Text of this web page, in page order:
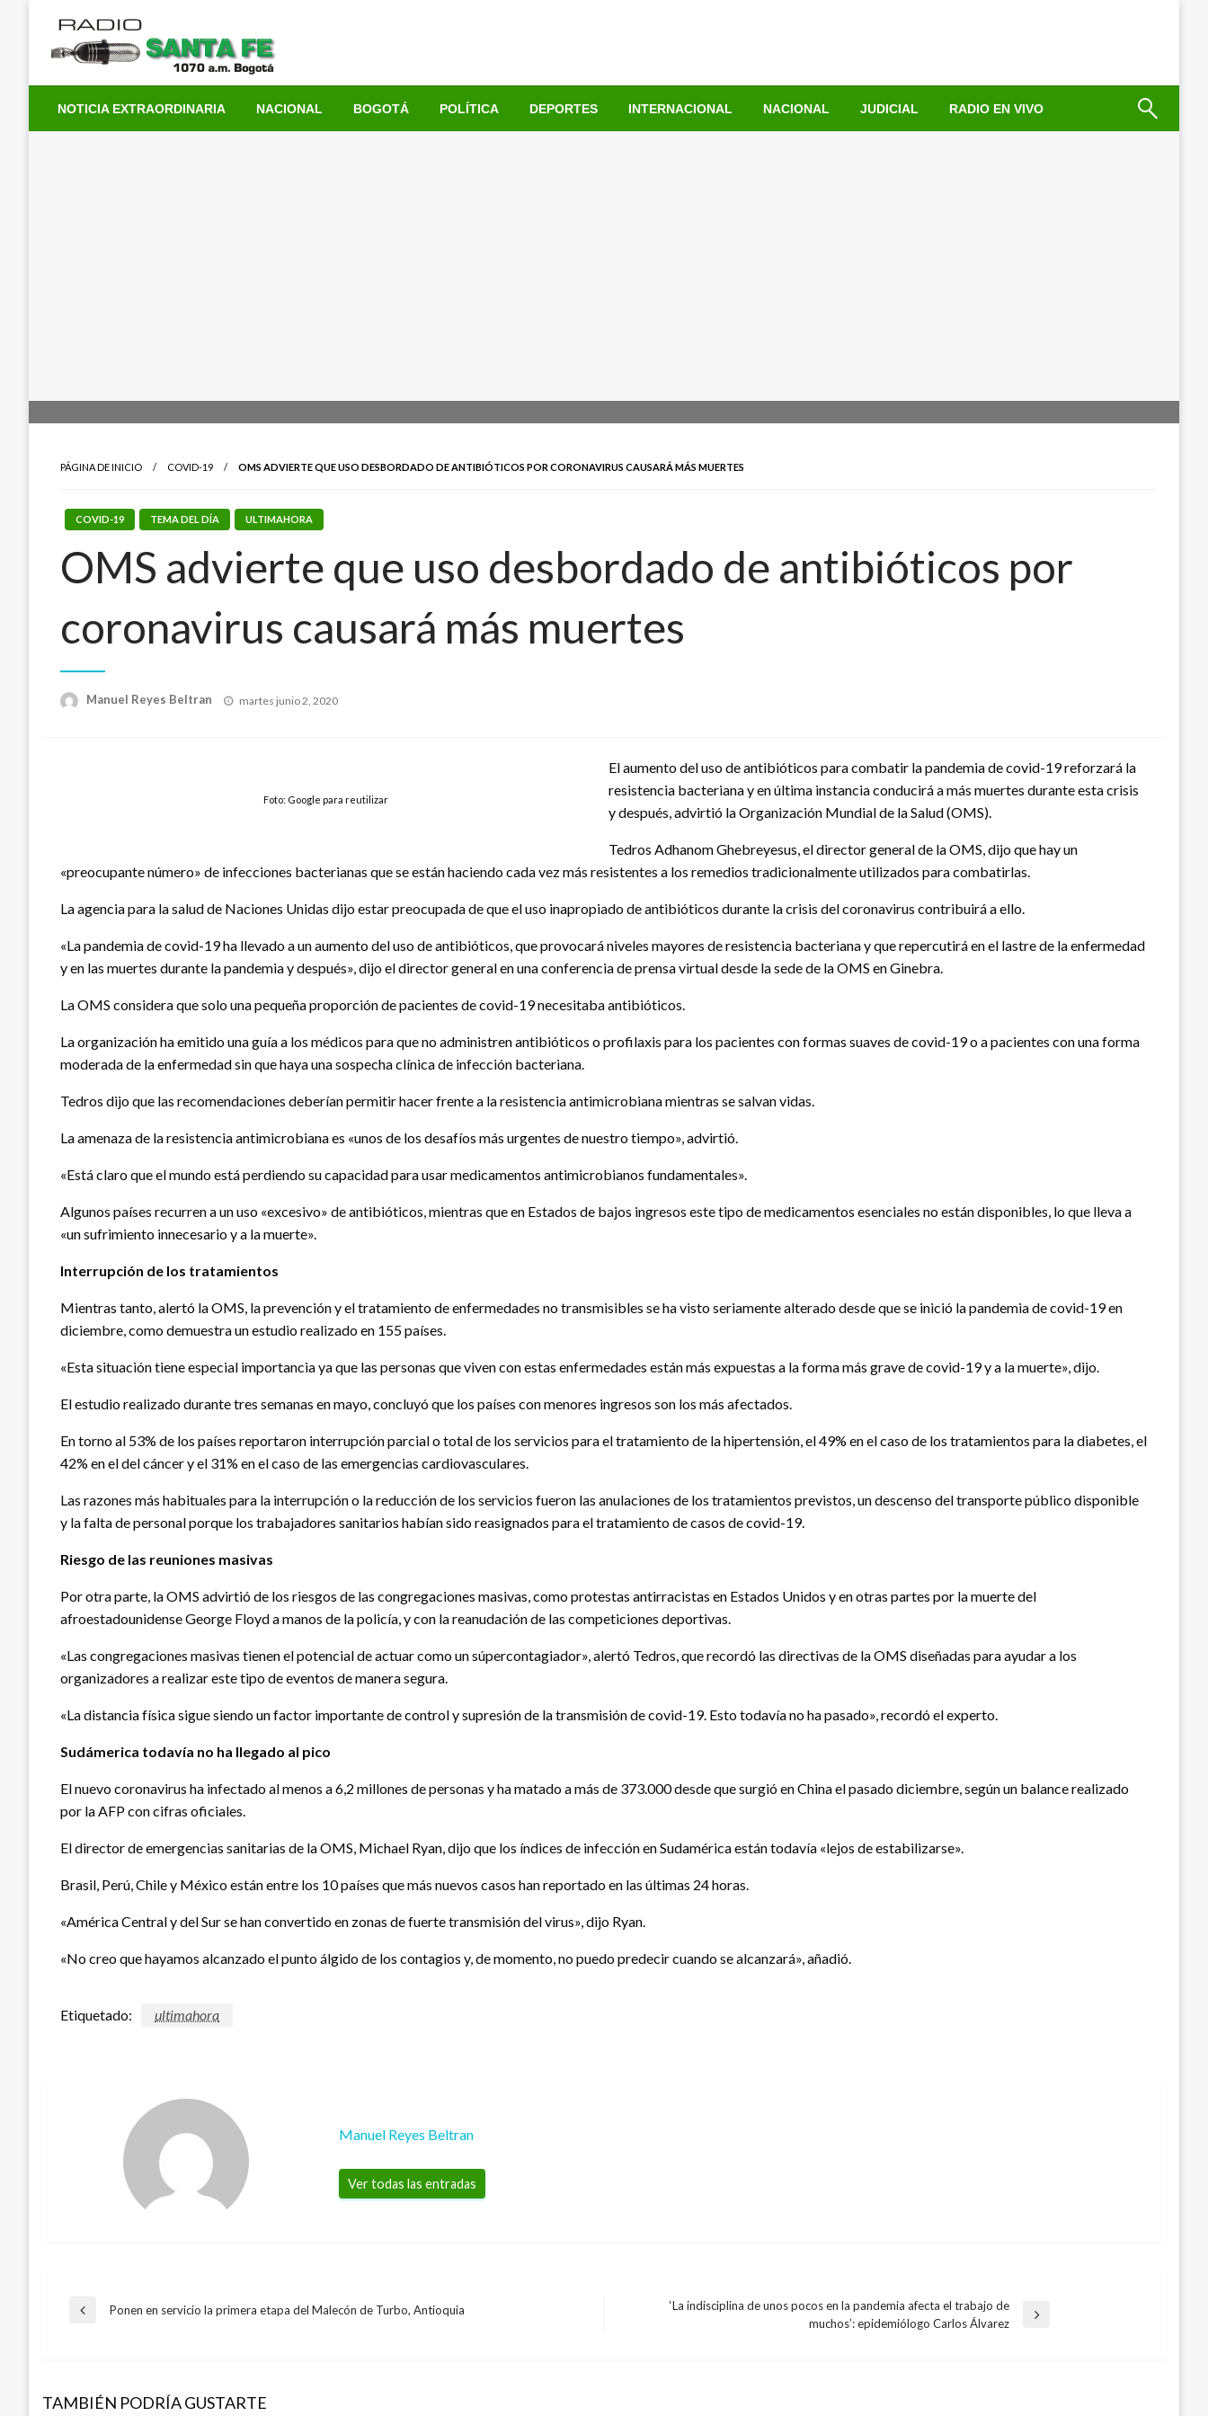
contenido
NOTICIA EXTRAORDINARIA NACIONAL BOGOTÁ POLÍTICA DEPORTES INTERNACIONAL NACIONAL JUDICIAL RADIO EN VIVO
PÁGINA DE INICIO COVID-19 OMS ADVIERTE QUE USO DESBORDADO DE ANTIBIÓTICOS POR CORONAVIRUS CAUSARÁ MÁS MUERTES
COVID-19 TEMA DEL DÍA ULTIMAHORA
OMS advierte que uso desbordado de antibióticos por
coronavirus causará más muertes
Manuel Reyes Beltran
Publicado
martes junio 2, 2020
Foto: Google para reutilizar
El aumento del uso de antibióticos para combatir la pandemia de covid-19 reforzará la
resistencia bacteriana y en última instancia conducirá a más muertes durante esta crisis
y después, advirtió la Organización Mundial de la Salud (OMS).
Tedros Adhanom Ghebreyesus, el director general de la OMS, dijo que hay un
«preocupante número» de infecciones bacterianas que se están haciendo cada vez más resistentes a los remedios tradicionalmente utilizados para combatirlas.
La agencia para la salud de Naciones Unidas dijo estar preocupada de que el uso inapropiado de antibióticos durante la crisis del coronavirus contribuirá a ello.
«La pandemia de covid-19 ha llevado a un aumento del uso de antibióticos, que provocará niveles mayores de resistencia bacteriana y que repercutirá en el lastre de la enfermedad
y en las muertes durante la pandemia y después», dijo el director general en una conferencia de prensa virtual desde la sede de la OMS en Ginebra.
La OMS considera que solo una pequeña proporción de pacientes de covid-19 necesitaba antibióticos.
La organización ha emitido una guía a los médicos para que no administren antibióticos o profilaxis para los pacientes con formas suaves de covid-19 o a pacientes con una forma
moderada de la enfermedad sin que haya una sospecha clínica de infección bacteriana.
Tedros dijo que las recomendaciones deberían permitir hacer frente a la resistencia antimicrobiana mientras se salvan vidas.
La amenaza de la resistencia antimicrobiana es «unos de los desafíos más urgentes de nuestro tiempo», advirtió.
«Está claro que el mundo está perdiendo su capacidad para usar medicamentos antimicrobianos fundamentales».
Algunos países recurren a un uso «excesivo» de antibióticos, mientras que en Estados de bajos ingresos este tipo de medicamentos esenciales no están disponibles, lo que lleva a
«un sufrimiento innecesario y a la muerte».
Interrupción de los tratamientos
Mientras tanto, alertó la OMS, la prevención y el tratamiento de enfermedades no transmisibles se ha visto seriamente alterado desde que se inició la pandemia de covid-19 en
diciembre, como demuestra un estudio realizado en 155 países.
«Esta situación tiene especial importancia ya que las personas que viven con estas enfermedades están más expuestas a la forma más grave de covid-19 y a la muerte», dijo.
El estudio realizado durante tres semanas en mayo, concluyó que los países con menores ingresos son los más afectados.
En torno al 53% de los países reportaron interrupción parcial o total de los servicios para el tratamiento de la hipertensión, el 49% en el caso de los tratamientos para la diabetes, el
42% en el del cáncer y el 31% en el caso de las emergencias cardiovasculares.
Las razones más habituales para la interrupción o la reducción de los servicios fueron las anulaciones de los tratamientos previstos, un descenso del transporte público disponible
y la falta de personal porque los trabajadores sanitarios habían sido reasignados para el tratamiento de casos de covid-19.
Riesgo de las reuniones masivas
Por otra parte, la OMS advirtió de los riesgos de las congregaciones masivas, como protestas antirracistas en Estados Unidos y en otras partes por la muerte del
afroestadounidense George Floyd a manos de la policía, y con la reanudación de las competiciones deportivas.
«Las congregaciones masivas tienen el potencial de actuar como un súpercontagiador», alertó Tedros, que recordó las directivas de la OMS diseñadas para ayudar a los
organizadores a realizar este tipo de eventos de manera segura.
«La distancia física sigue siendo un factor importante de control y supresión de la transmisión de covid-19. Esto todavía no ha pasado», recordó el experto.
Sudámerica todavía no ha llegado al pico
El nuevo coronavirus ha infectado al menos a 6,2 millones de personas y ha matado a más de 373.000 desde que surgió en China el pasado diciembre, según un balance realizado
por la AFP con cifras oficiales.
El director de emergencias sanitarias de la OMS, Michael Ryan, dijo que los índices de infección en Sudamérica están todavía «lejos de estabilizarse».
Brasil, Perú, Chile y México están entre los 10 países que más nuevos casos han reportado en las últimas 24 horas.
«América Central y del Sur se han convertido en zonas de fuerte transmisión del virus», dijo Ryan.
«No creo que hayamos alcanzado el punto álgido de los contagios y, de momento, no puedo predecir cuando se alcanzará», añadió.
Etiquetado: ultimahora
Manuel Reyes Beltran
Ver todas las entradas
Navegación
Entrada
Ponen en servicio la primera etapa del Malecón de Turbo, Antioquia
‘La indisciplina de unos pocos en la pandemia afecta el trabajo de
muchos’: epidemiólogo Carlos Álvarez
TAMBIÉN PODRÍA GUSTARTE